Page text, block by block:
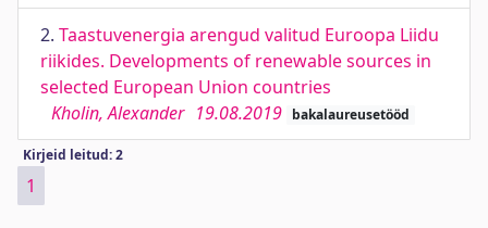
2. Taastuvenergia arengud valitud Euroopa Liidu
riikides. Developments of renewable sources in
selected European Union countries
Kholin, Alexander 19.08.2019 bakalaureusetööd
Kirjeid leitud: 2
1